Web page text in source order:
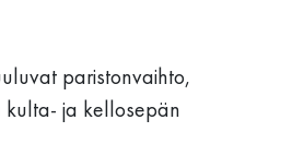
paristonvaihto,
kulta- ja kellosepän